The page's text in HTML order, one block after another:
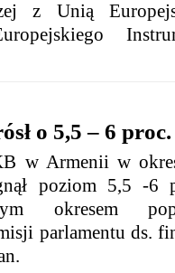
z Unią
o 5,5 – 6 proc.
w Armenii w
poziom 5,5 -6
okresem
parlamentu ds.